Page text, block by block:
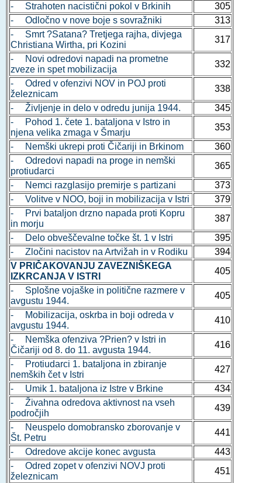
- Strahoten nacistični pokol v Brkinih
305
- Odločno v nove boje s sovražniki
313
- Smrt ?Satana? Tretjega rajha, divjega
Christiana Wirtha, pri Kozini
317
- Novi odredovi napadi na prometne
zveze in spet mobilizacija
332
- Odred v ofenzivi NOV in POJ proti
železnicam
338
- Življenje in delo v odredu junija 1944.
345
- Pohod 1. čete 1. bataljona v Istro in
njena velika zmaga v Šmarju
353
- Nemški ukrepi proti Čičariji in Brkinom
360
- Odredovi napadi na proge in nemški
protiudarci
365
- Nemci razglasijo premirje s partizani
373
- Volitve v NOO, boji in mobilizacija v Istri
379
- Prvi bataljon drzno napada proti Kopru
in morju
387
- Delo obveščevalne točke št. 1 v Istri
395
- Zločini nacistov na Artvižah in v Rodiku
394
V PRIČAKOVANJU ZAVEZNIŠKEGA
IZKRCANJA V ISTRI
405
- Splošne vojaške in politične razmere v
avgustu 1944.
405
- Mobilizacija, oskrba in boji odreda v
avgustu 1944.
410
- Nemška ofenziva ?Prien? v Istri in
Čičariji od 8. do 11. avgusta 1944.
416
- Protiudarci 1. bataljona in zbiranje
nemških čet v Istri
427
- Umik 1. bataljona iz Istre v Brkine
434
- Živahna odredova aktivnost na vseh
področjih
439
- Neuspelo domobransko zborovanje v
Št. Petru
441
- Odredove akcije konec avgusta
443
- Odred zopet v ofenzivi NOVJ proti
železnicam
451